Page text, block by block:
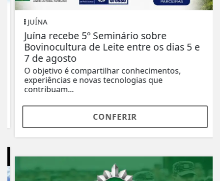
JUÍNA
Juína recebe 5º Seminário sobre
Bovinocultura de Leite entre os dias 5 e
7 de agosto
O objetivo é compartilhar conhecimentos,
experiências e novas tecnologias que
contribuam...
CONFERIR